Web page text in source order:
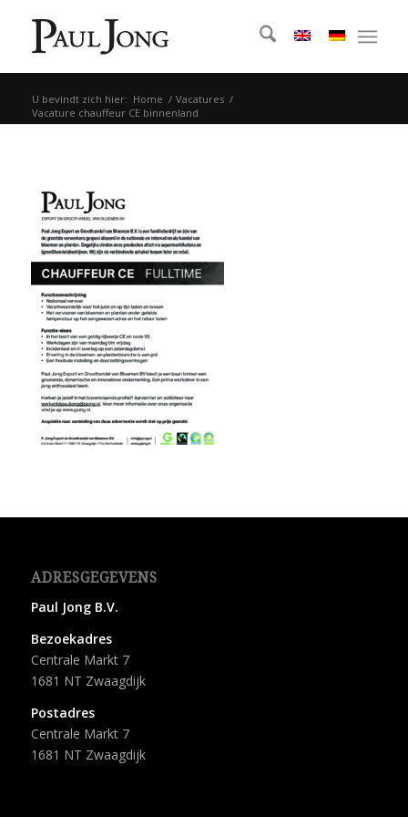
U bevindt zich hier: Home / Vacatures /
Vacature chauffeur CE binnenland
ADRESGEGEVENS
Paul Jong B.V.
Bezoekadres
Centrale Markt 7
1681 NT Zwaagdijk
Postadres
Centrale Markt 7
1681 NT Zwaagdijk